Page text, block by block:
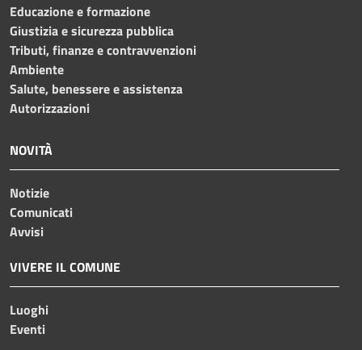
Educazione e formazione
Giustizia e sicurezza pubblica
Tributi, finanze e contravvenzioni
Ambiente
Salute, benessere e assistenza
Autorizzazioni
NOVITÀ
Notizie
Comunicati
Avvisi
VIVERE IL COMUNE
Luoghi
Eventi